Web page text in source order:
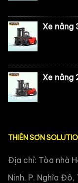
Xe nâng
Xe nâng
THIÊN SƠN
Địa chỉ: Tòa nhà
Ninh, P. Nghĩa Đô,